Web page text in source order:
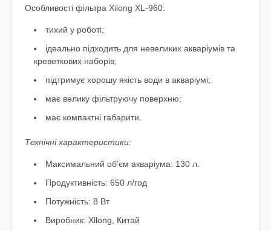
Особливості фільтра Xilong XL-960:
тихий у роботі;
ідеально підходить для невеликих акваріумів та
креветкових наборів;
підтримує хорошу якість води в акваріумі;
має велику фільтруючу поверхню;
має компактні габарити.
Технічні характеристики:
Максимальний об’єм акваріума: 130 л.
Продуктивність: 650 л/год
Потужність: 8 Вт
Виробник: Xilong, Китай